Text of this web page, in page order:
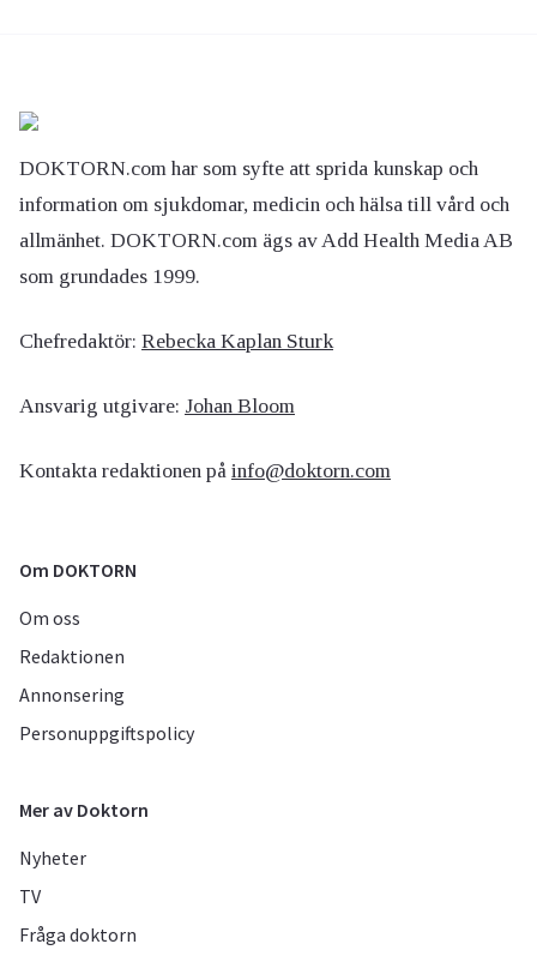
DOKTORN.com har som syfte att sprida kunskap och
information om sjukdomar, medicin och hälsa till vård och
allmänhet. DOKTORN.com ägs av Add Health Media AB
som grundades 1999.
Chefredaktör: Rebecka Kaplan Sturk
Ansvarig utgivare: Johan Bloom
Kontakta redaktionen på info@doktorn.com
Om DOKTORN
Om oss
Redaktionen
Annonsering
Personuppgiftspolicy
Mer av Doktorn
Nyheter
TV
Fråga doktorn